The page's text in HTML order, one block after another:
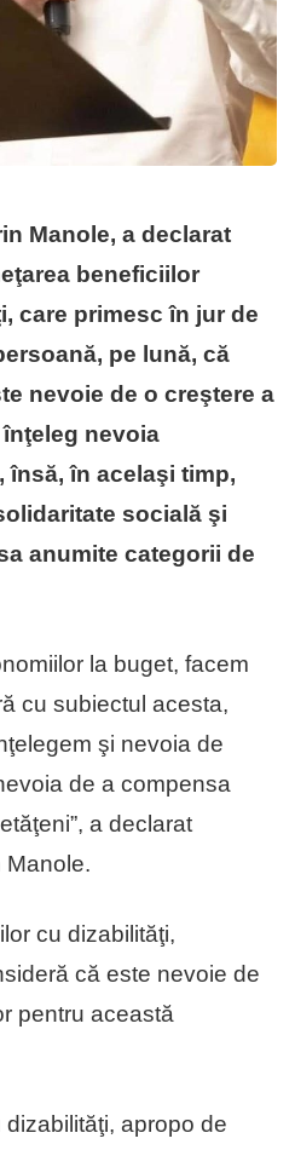
Manole, a declarat
beneficiilor
care primesc în jur de
pe lună, că
nevoie de o creştere a
nevoia
în acelaşi timp,
socială şi
anumite categorii de
la buget, facem
cu subiectul acesta,
şi nevoia de
de a compensa
a declarat
Manole.
cu dizabilităţi,
că este nevoie de
pentru această
apropo de